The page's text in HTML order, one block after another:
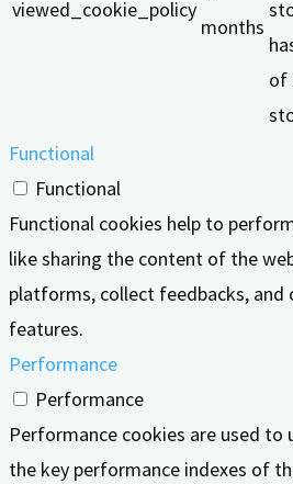
viewed_cookie_policy
months
of
Functional
Functional
Functional cookies help to
like sharing the content of the
platforms, collect feedbacks,
features.
Performance
Performance
Performance cookies are used to
the key performance indexes of